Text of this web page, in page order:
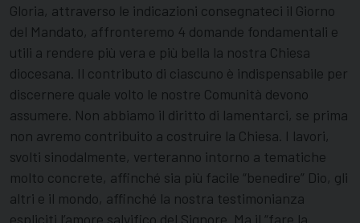
Gloria, attraverso le indicazioni consegnateci il Giorno
del Mandato, affronteremo 4 domande fondamentali e
utili a rendere più vera e più bella la nostra Chiesa
diocesana. Il contributo di ciascuno è indispensabile per
discernere quale volto le nostre Comunità devono
assumere. Non abbiamo il diritto di lamentarci, se prima
non avremo contribuito a costruire la Chiesa. I lavori,
svolti sinodalmente, verteranno intorno a tematiche
molto concrete, affinché sia più facile “benedire” Dio, gli
altri e il mondo, affinché la nostra testimonianza
espliciti l’amore salvifico del Signore. Ma il “fare la